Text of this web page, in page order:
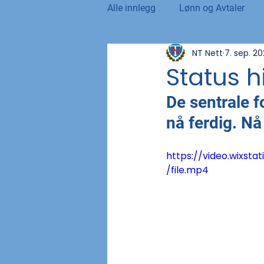
Alle innlegg Lønn og Avtaler
Norsk Tollblad Kurs og
Internasjonalt Andre
NTO og UFE Teknologi, IT
Status
NT Nett 7. sep.
De sentrale
nå ferdig.
https://
/file.mp4